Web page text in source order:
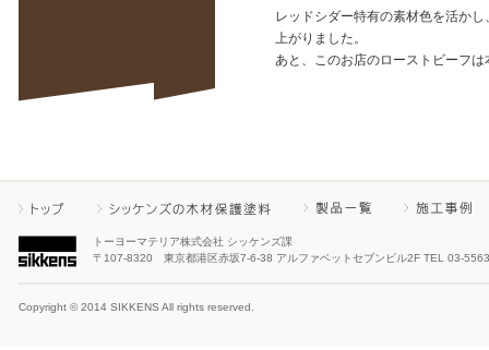
レッドシダー特有の素材色を活か
上がりました。
あと、このお店のローストビーフ
トーヨーマテリア株式会社 シッケンズ課
〒107-8320 東京都港区赤坂7-6-38 アルファベットセブンビル2F TEL 03-
Copyright © 2014 SIKKENS All rights reserved.